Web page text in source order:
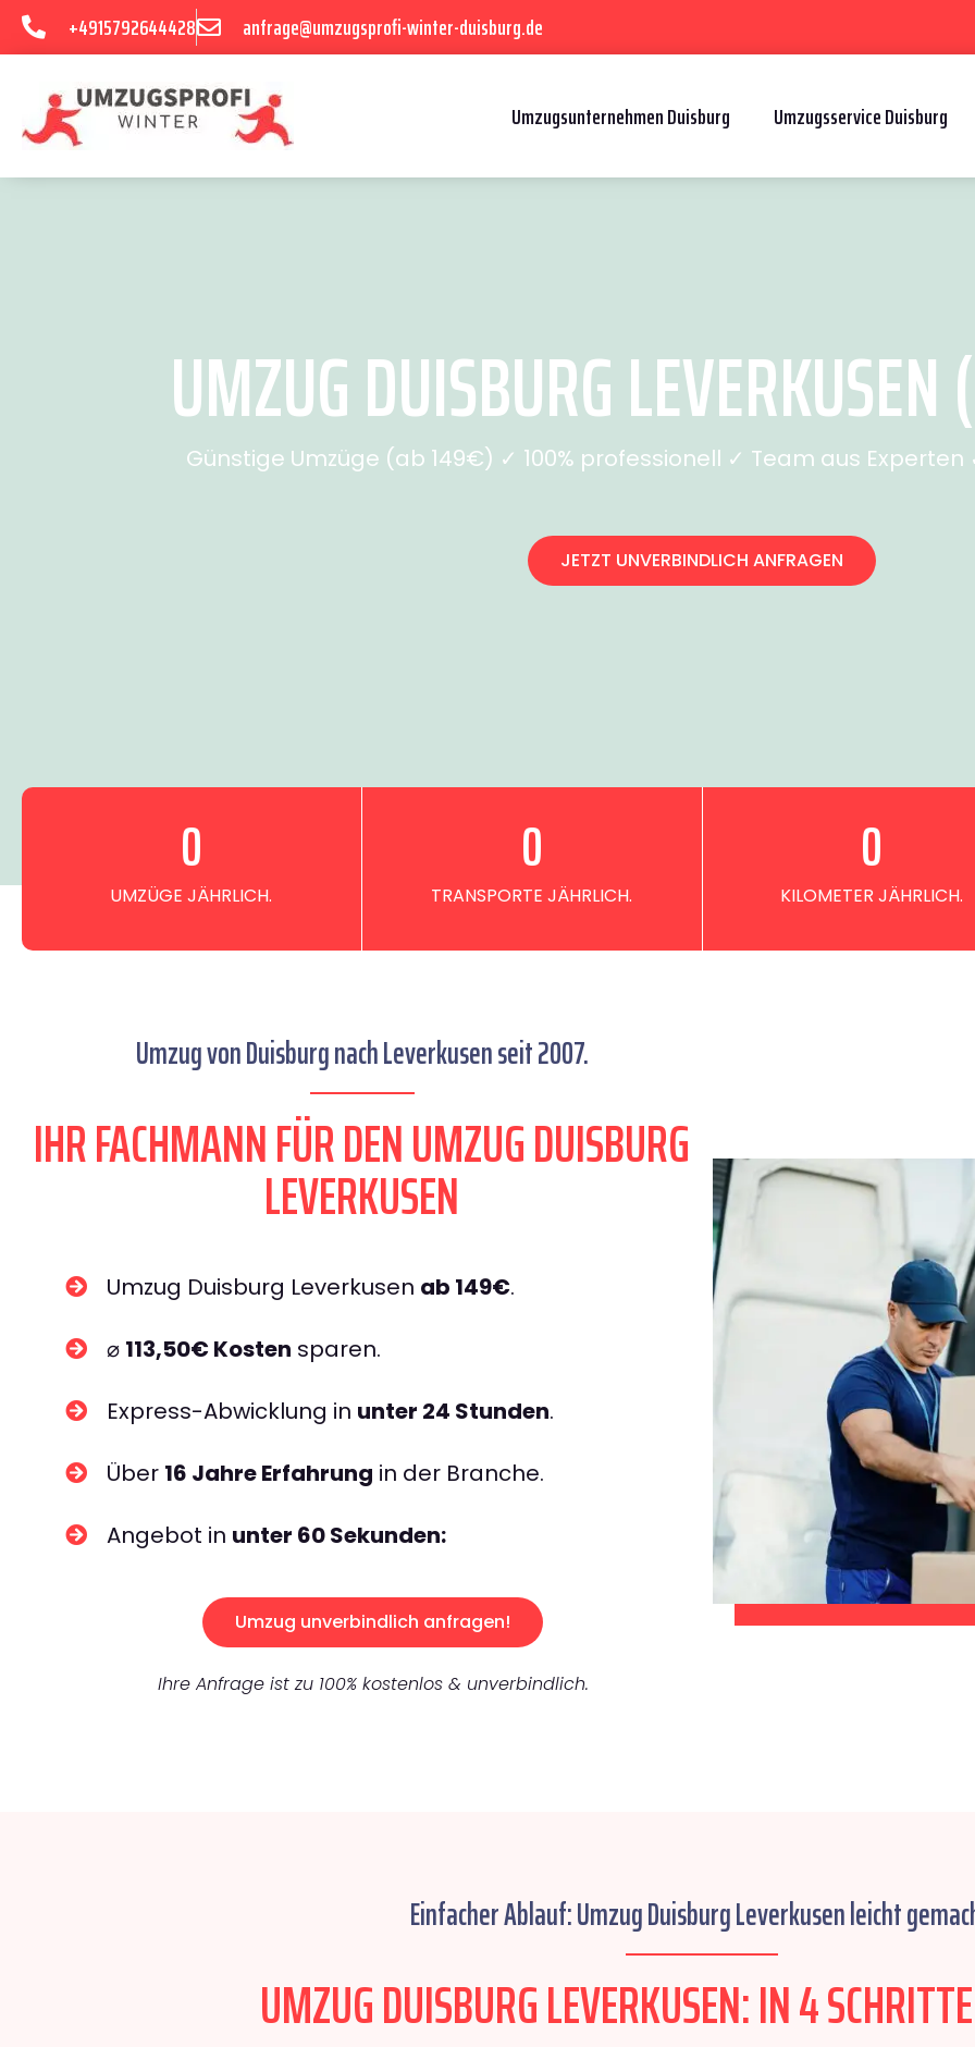
+4915792644428 anfrage@umzugsprofi-winter-duisburg.de
Umzugsunternehmen Duisburg Umzugsservice Duisburg
UMZUG DUISBURG
Günstige Umzüge (ab 149€) ✓ 100% professionell ✓ Team aus
JETZT UNVERBINDLICH ANFRAGEN
UMZÜGE JÄHRLICH.
0
TRANSPORTE JÄHRLICH.
0
KILOMETER JÄHRLICH.
0
Umzug von Duisburg nach Leverkusen seit 2007.
IHR FACHMANN FÜR DEN UMZUG DUISBURG
LEVERKUSEN
Umzug Duisburg Leverkusen ab 149€.
⌀ 113,50€ Kosten sparen.
Express-Abwicklung in unter 24 Stunden.
Über 16 Jahre Erfahrung in der Branche.
Angebot in unter 60 Sekunden:
Umzug unverbindlich anfragen!
Ihre Anfrage ist zu 100% kostenlos & unverbindlich.
Einfacher Ablauf: Umzug Duisburg Leverkusen leicht
UMZUG DUISBURG LEVERKUSEN: IN 4